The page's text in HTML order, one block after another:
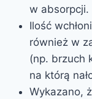
w absorpcji.
Ilość
również w
(np. brzuch
na którą
Wykazano,